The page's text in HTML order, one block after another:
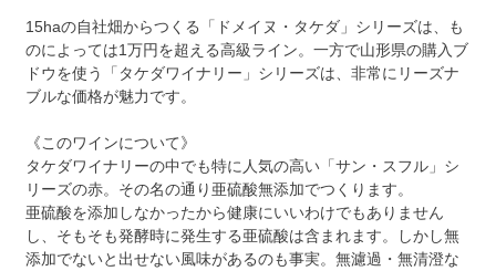
15haの自社畑からつくる「ドメイヌ・タケダ」シリーズは、も
のによっては1万円を超える高級ライン。一方で山形県の購入ブ
ドウを使う「タケダワイナリー」シリーズは、非常にリーズナ
ブルな価格が魅力です。
《このワインについて》
タケダワイナリーの中でも特に人気の高い「サン・スフル」シ
リーズの赤。その名の通り亜硫酸無添加でつくります。
亜硫酸を添加しなかったから健康にいいわけでもありません
し、そもそも発酵時に発生する亜硫酸は含まれます。しかし無
添加でないと出せない風味があるのも事実。無濾過・無清澄な